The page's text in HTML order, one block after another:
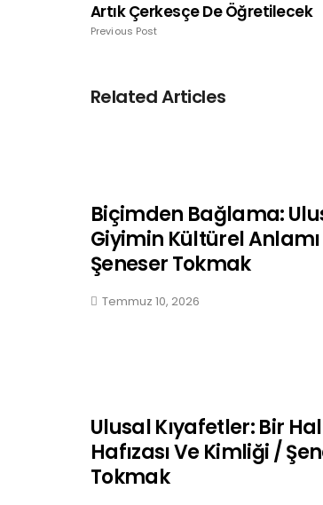
Artık Çerkesçe De Öğretilecek
Previous Post
Related Articles
Biçimden Bağlama:
Giyimin Kültürel
Şeneser Tokmak
Temmuz 10, 2026
Ulusal Kıyafetler: Bir
Hafızası Ve Kimliği /
Tokmak